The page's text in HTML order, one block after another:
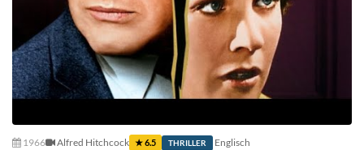
1966 Alfred Hitchcock ★ 6.5 THRILLER Englisch